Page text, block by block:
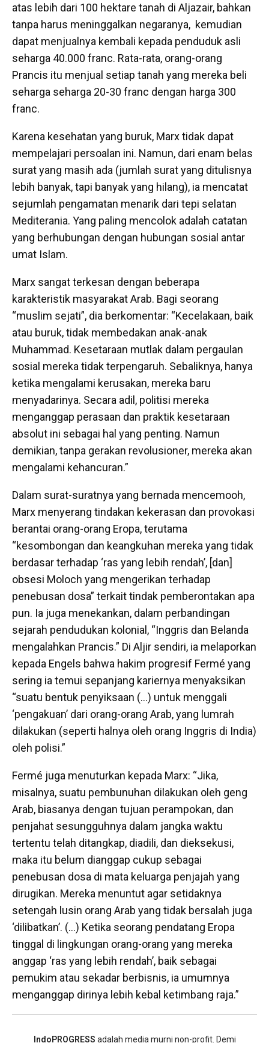
atas lebih dari 100 hektare tanah di Aljazair, bahkan
tanpa harus meninggalkan negaranya, kemudian
dapat menjualnya kembali kepada penduduk asli
seharga 40.000 franc. Rata-rata, orang-orang
Prancis itu menjual setiap tanah yang mereka beli
seharga seharga 20-30 franc dengan harga 300
franc.
Karena kesehatan yang buruk, Marx tidak dapat
mempelajari persoalan ini. Namun, dari enam belas
surat yang masih ada (jumlah surat yang ditulisnya
lebih banyak, tapi banyak yang hilang), ia mencatat
sejumlah pengamatan menarik dari tepi selatan
Mediterania. Yang paling mencolok adalah catatan
yang berhubungan dengan hubungan sosial antar
umat Islam.
Marx sangat terkesan dengan beberapa
karakteristik masyarakat Arab. Bagi seorang
“muslim sejati”, dia berkomentar: “Kecelakaan, baik
atau buruk, tidak membedakan anak-anak
Muhammad. Kesetaraan mutlak dalam pergaulan
sosial mereka tidak terpengaruh. Sebaliknya, hanya
ketika mengalami kerusakan, mereka baru
menyadarinya. Secara adil, politisi mereka
menganggap perasaan dan praktik kesetaraan
absolut ini sebagai hal yang penting. Namun
demikian, tanpa gerakan revolusioner, mereka akan
mengalami kehancuran.”
Dalam surat-suratnya yang bernada mencemooh,
Marx menyerang tindakan kekerasan dan provokasi
berantai orang-orang Eropa, terutama
“kesombongan dan keangkuhan mereka yang tidak
berdasar terhadap ‘ras yang lebih rendah’, [dan]
obsesi Moloch yang mengerikan terhadap
penebusan dosa” terkait tindak pemberontakan apa
pun. Ia juga menekankan, dalam perbandingan
sejarah pendudukan kolonial, “Inggris dan Belanda
mengalahkan Prancis.” Di Aljir sendiri, ia melaporkan
kepada Engels bahwa hakim progresif Fermé yang
sering ia temui sepanjang kariernya menyaksikan
“suatu bentuk penyiksaan (…) untuk menggali
‘pengakuan’ dari orang-orang Arab, yang lumrah
dilakukan (seperti halnya oleh orang Inggris di India)
oleh polisi.”
Fermé juga menuturkan kepada Marx: “Jika,
misalnya, suatu pembunuhan dilakukan oleh geng
Arab, biasanya dengan tujuan perampokan, dan
penjahat sesungguhnya dalam jangka waktu
tertentu telah ditangkap, diadili, dan dieksekusi,
maka itu belum dianggap cukup sebagai
penebusan dosa di mata keluarga penjajah yang
dirugikan. Mereka menuntut agar setidaknya
setengah lusin orang Arab yang tidak bersalah juga
‘dilibatkan’. (…) Ketika seorang pendatang Eropa
tinggal di lingkungan orang-orang yang mereka
anggap ‘ras yang lebih rendah’, baik sebagai
pemukim atau sekadar berbisnis, ia umumnya
menganggap dirinya lebih kebal ketimbang raja.”
IndoPROGRESS adalah media murni non-profit. Demi